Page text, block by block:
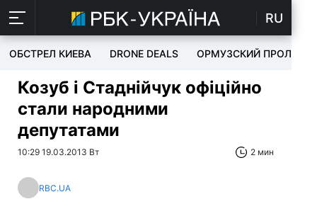
RU
ОБСТРЕЛ КИЕВА DRONE DEALS ОРМУЗСКИЙ ПРОЛИВ
Козуб і Стаднійчук офіційно
стали народними
депутатами
10:29 19.03.2013 Вт 2 мин
RBC.UA